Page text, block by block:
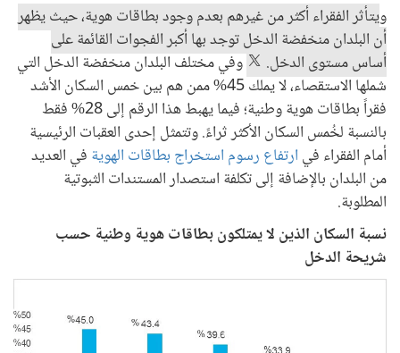
ويتأثر الفقراء أكثر من غيرهم بعدم وجود بطاقات هوية، حيث يظهر
أن البلدان منخفضة الدخل توجد بها أكبر الفجوات القائمة على
أساس مستوى الدخل.
وفي مختلف البلدان منخفضة الدخل التي
شملها الاستقصاء، لا يملك 45% ممن هم بين خمس السكان الأشد
فقراً بطاقات هوية وطنية؛ فيما يهبط هذا الرقم إلى 28% فقط
بالنسبة لخُمس السكان الأكثر ثراءً. وتتمثل إحدى العقبات الرئيسية
أمام الفقراء في ارتفاع رسوم استخراج بطاقات الهوية في العديد
من البلدان بالإضافة إلى تكلفة استصدار المستندات الثبوتية
المطلوبة.
نسبة السكان الذين لا يمتلكون بطاقات هوية وطنية حسب
شريحة الدخل